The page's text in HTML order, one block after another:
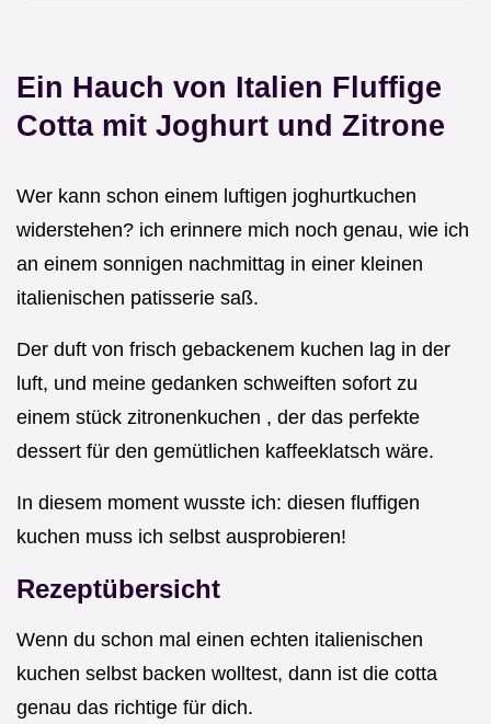
Ein Hauch von Italien Fluffige
Cotta mit Joghurt und Zitrone
Wer kann schon einem luftigen joghurtkuchen
widerstehen? ich erinnere mich noch genau, wie ich
an einem sonnigen nachmittag in einer kleinen
italienischen patisserie saß.
Der duft von frisch gebackenem kuchen lag in der
luft, und meine gedanken schweiften sofort zu
einem stück zitronenkuchen , der das perfekte
dessert für den gemütlichen kaffeeklatsch wäre.
In diesem moment wusste ich: diesen fluffigen
kuchen muss ich selbst ausprobieren!
Rezeptübersicht
Wenn du schon mal einen echten italienischen
kuchen selbst backen wolltest, dann ist die cotta
genau das richtige für dich.